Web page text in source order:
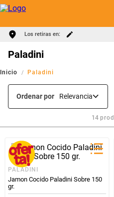
Los retiras en:
Paladini
Paladini
Ordenar por Relevancia
14
PALADINI
Jamon Cocido Paladini Sobre 150
gr.